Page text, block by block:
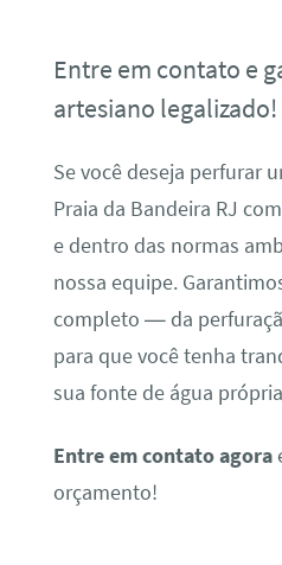
Entre em contato e
artesiano legalizado!
Se você deseja perfurar
Praia da Bandeira RJ
e dentro das normas
nossa equipe.
completo — da
para que você tenha
sua fonte de água
Entre em contato agora
orçamento!